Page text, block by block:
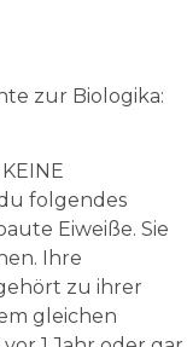
zur Biologika:
du folgendes
Eiweiße. Sie
Ihre
zu ihrer
gleichen